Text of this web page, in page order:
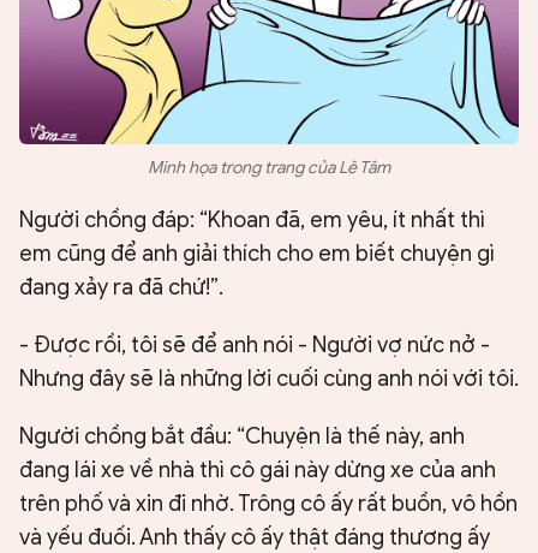
Minh họa trong trang của Lê Tâm
Người chồng đáp: “Khoan đã, em yêu, ít nhất thì
em cũng để anh giải thích cho em biết chuyện gì
đang xảy ra đã chứ!”.
- Được rồi, tôi sẽ để anh nói - Người vợ nức nở -
Nhưng đây sẽ là những lời cuối cùng anh nói với tôi.
Người chồng bắt đầu: “Chuyện là thế này, anh
đang lái xe về nhà thì cô gái này dừng xe của anh
trên phố và xin đi nhờ. Trông cô ấy rất buồn, vô hồn
và yếu đuối. Anh thấy cô ấy thật đáng thương ấy